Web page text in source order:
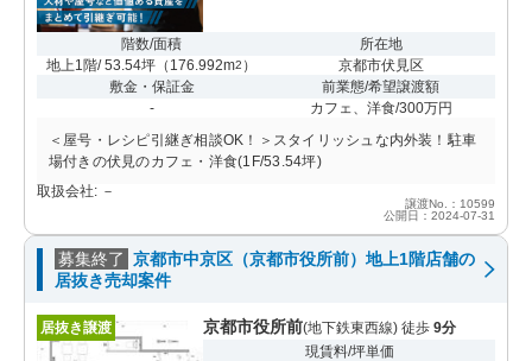
階数/面積
地上1階/ 53.54坪 （ 176.992m2 ）
所在地
京都市伏見区
敷金・保証金
-
前業態/希望譲渡額
カフェ、洋食/300万円
＜屋号・レシピ引継ぎ相談OK！＞スタイリッシュな内外装！駐車
場付きの伏見のカフェ・洋食(1F/53.54坪)
取扱会社: －
譲渡No.：10599
公開日：2024-07-31
募集終了 京都市中京区（京都市役所前）地上1階店舗の
居抜き売却案件
居抜き譲渡 京都市役所前(地下鉄東西線) 徒歩 9分
現賃料/坪単価